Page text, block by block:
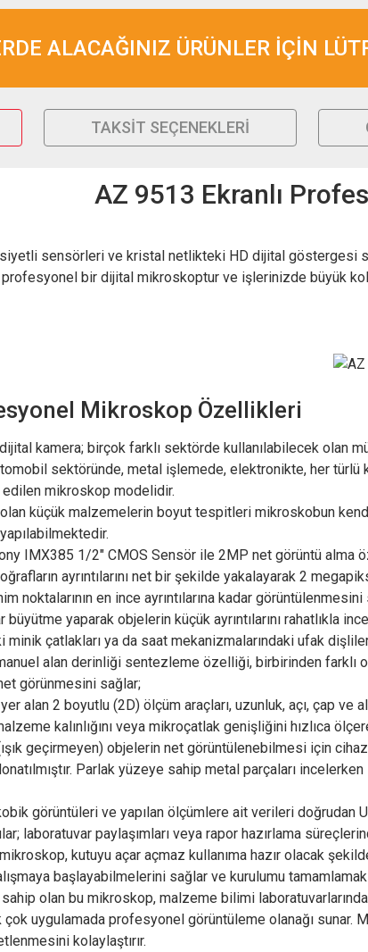
ALACAĞINIZ ÜRÜNLER İÇİN
TAKSIT SEÇENEKLERI
AZ 9513 Ekranlı
sensörleri ve kristal netlikteki HD dijital göstergesi
bir dijital mikroskoptur ve işlerinizde büyük
Mikroskop Özellikleri
kamera; birçok farklı sektörde kullanılabilecek olan
sektöründe, metal işlemede, elektronikte, her türlü
edilen mikroskop modelidir.
küçük malzemelerin boyut tespitleri mikroskobun
IMX385 1/2" CMOS Sensör ile 2MP net görüntü alma
ayrıntılarını net bir şekilde yakalayarak 2
noktalarının en ince ayrıntılarına kadar görüntülenmesini
yaparak objelerin küçük ayrıntılarını rahatlıkla
minik çatlakları ya da saat mekanizmalarındaki ufak
alan derinliği sentezleme özelliği, birbirinden
görünmesini sağlar;
alan 2 boyutlu (2D) ölçüm araçları, uzunluk, açı, çap
kalınlığını veya mikroçatlak genişliğini hızlıca
geçirmeyen) objelerin net görüntülenebilmesi için
Parlak yüzeye sahip metal parçaları
görüntüleri ve yapılan ölçümlere ait verileri
laboratuvar paylaşımları veya rapor hazırlama
kutuyu açar açmaz kullanıma hazır olacak
başlayabilmelerini sağlar ve kurulumu
sahip olan bu mikroskop, malzeme bilimi
uygulamada profesyonel görüntüleme olanağı sunar.
kolaylaştırır.